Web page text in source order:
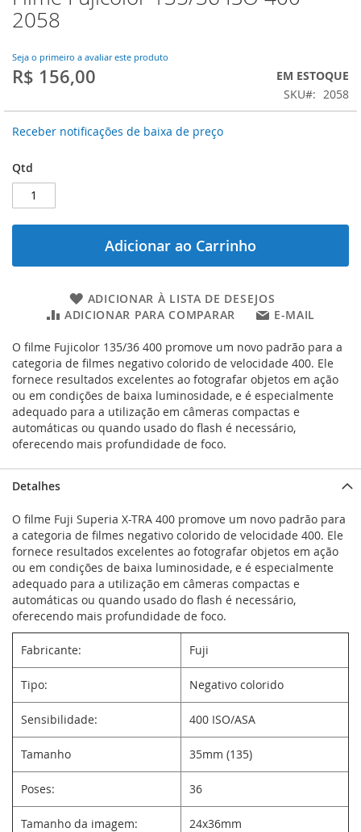
para
o
da
Galeria
2058
Seja o primeiro a avaliar este produto
R$ 156,00
EM ESTOQUE
SKU
2058
Receber notificações de baixa de preço
Qtd
Adicionar ao Carrinho
ADICIONAR À LISTA DE DESEJOS
ADICIONAR PARA COMPARAR
E-MAIL
O filme Fujicolor 135/36 400 promove um novo padrão para a
categoria de filmes negativo colorido de velocidade 400. Ele
fornece resultados excelentes ao fotografar objetos em ação
ou em condições de baixa luminosidade, e é especialmente
adequado para a utilização em câmeras compactas e
automáticas ou quando usado do flash é necessário,
oferecendo mais profundidade de foco.
Detalhes
O filme Fuji Superia X-TRA 400 promove um novo padrão para
a categoria de filmes negativo colorido de velocidade 400. Ele
fornece resultados excelentes ao fotografar objetos em ação
ou em condições de baixa luminosidade, e é especialmente
adequado para a utilização em câmeras compactas e
automáticas ou quando usado do flash é necessário,
oferecendo mais profundidade de foco.
Fabricante: Fuji
Tipo: Negativo colorido
Sensibilidade: 400 ISO/ASA
Tamanho 35mm (135)
Poses: 36
Tamanho da imagem: 24x36mm